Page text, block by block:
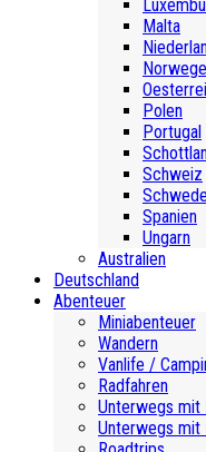
Malta
Polen
Portugal
Schweiz
Spanien
Ungarn
Australien
Deutschland
Abenteuer
Miniabenteuer
Wandern
Vanlife /
Radfahren
Unterwegs mit
Unterwegs mit